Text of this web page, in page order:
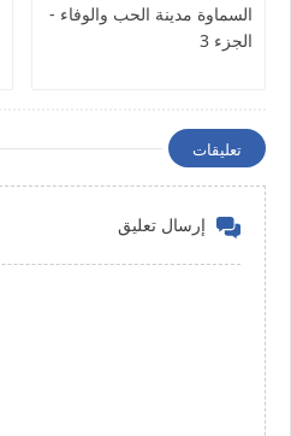
السماوة مدينة الحب والوفاء -
الجزء 3
تعليقات
إرسال تعليق